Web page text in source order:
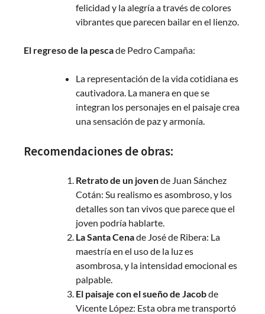
felicidad y la alegría a través de colores
vibrantes que parecen bailar en el lienzo.
El regreso de la pescade Pedro Campaña:
La representación de la vida cotidiana es
cautivadora. La manera en que se
integran los personajes en el paisaje crea
una sensación de paz y armonía.
Recomendaciones de obras:
Retrato de un jovende Juan Sánchez
Cotán: Su realismo es asombroso, y los
detalles son tan vivos que parece que el
joven podría hablarte.
La Santa Cenade José de Ribera: La
maestría en el uso de la luz es
asombrosa, y la intensidad emocional es
palpable.
El paisaje con el sueño de Jacobde
Vicente López: Esta obra me transportó